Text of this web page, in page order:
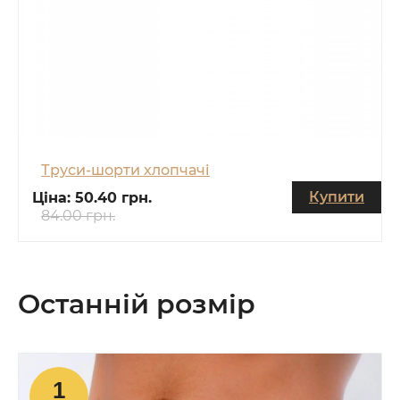
Труси-шорти хлопчачі
Ціна: 50.40 грн.
84.00 грн.
Купити
Останній розмір